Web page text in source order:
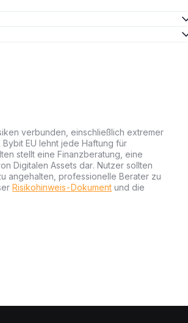
verbunden, einschließlich extremer
EU lehnt jede Haftung für
stellt eine Finanzberatung, eine
Digitalen Assets dar. Nutzer sollten
angehalten, professionelle Berater zu
Risikohinweis-Dokument und die